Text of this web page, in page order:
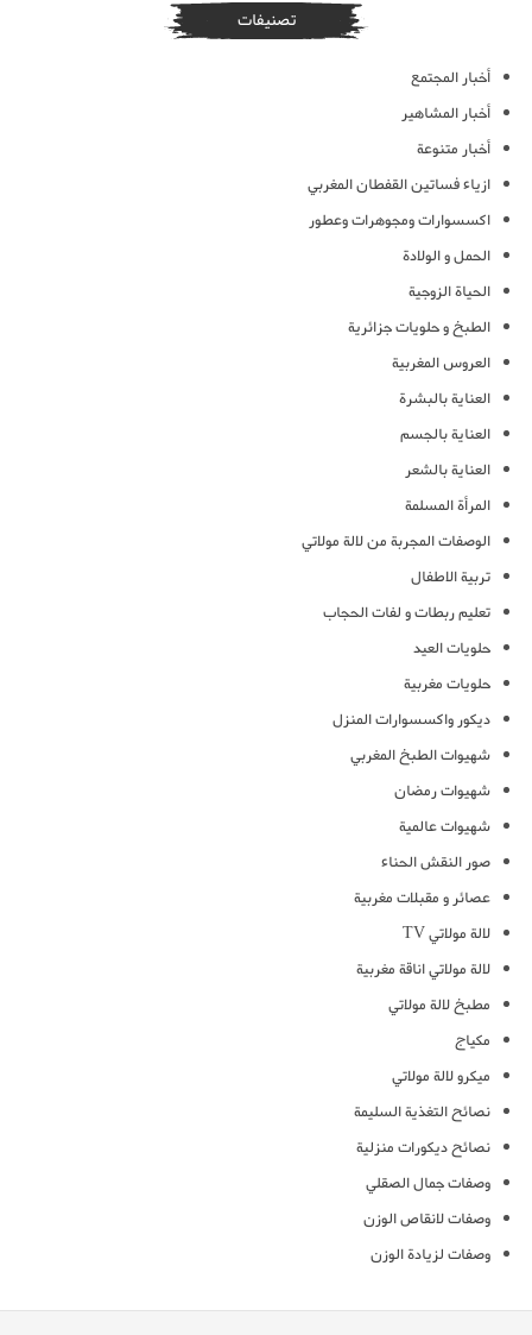
تصنيفات
أخبار المجتمع
أخبار المشاهير
أخبار متنوعة
ازياء فساتين القفطان المغربي
اكسسوارات ومجوهرات وعطور
الحمل و الولادة
الحياة الزوجية
الطبخ و حلويات جزائرية
العروس المغربية
العناية بالبشرة
العناية بالجسم
العناية بالشعر
المرأة المسلمة
الوصفات المجربة من لالة مولاتي
تربية الاطفال
تعليم ربطات و لفات الحجاب
حلويات العيد
حلويات مغربية
ديكور واكسسوارات المنزل
شهيوات الطبخ المغربي
شهيوات رمضان
شهيوات عالمية
صور النقش الحناء
عصائر و مقبلات مغربية
لالة مولاتي TV
لالة مولاتي اناقة مغربية
مطبخ لالة مولاتي
مكياج
ميكرو لالة مولاتي
نصائح التغذية السليمة
نصائح ديكورات منزلية
وصفات جمال الصقلي
وصفات لانقاص الوزن
وصفات لزيادة الوزن